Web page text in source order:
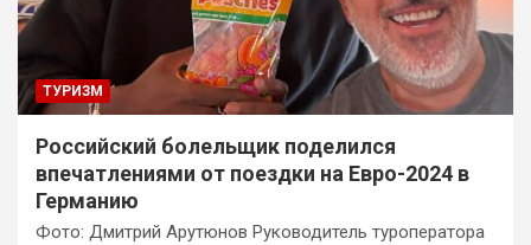
ТУРИЗМ
Российский болельщик поделился
впечатлениями от поездки на Евро-2024 в
Германию
Фото: Дмитрий Арутюнов Руководитель туроператора